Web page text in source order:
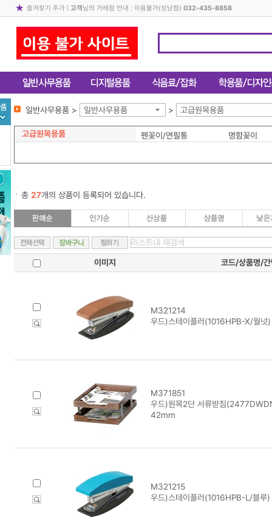
즐겨찾기 추가| 고객님의 거래점 안내 : 이용불가(성남점) 032-435-8858
일반사무용품 > 일반사무용품 > 고급원목용품
고급원목용품 펜꽂이/연필통 명함꽂이
총 27개의 상품이 등록되어 있습니다.
이미지 코드/상품명/간
M321214
우드)스테이플러(1016HPB-X/월넛)
M371851
우드)원목2단 서류받침
42mm
M321215
우드)스테이플러(1016HPB-L/블루)